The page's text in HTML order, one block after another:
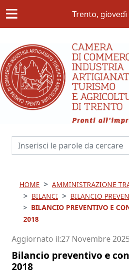
≡ Trento, giovedì
HOME
AMMINISTRAZIONE
BILANCI
BILANCIO
BILANCIO PREVENTIVO E
2018
Aggiornato il 27 Novembre
Bilancio preventivo e
2018